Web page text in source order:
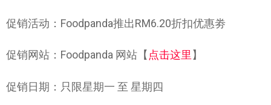
促销活动：Foodpanda推出RM6.20折扣优惠劵
促销网站：Foodpanda 网站【 点击这里 】
促销日期：只限星期一 至 星期四